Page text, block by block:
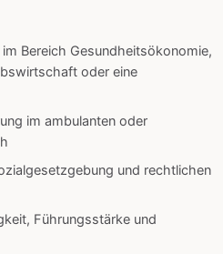
Bereich Gesundheitsökonomie,
oder eine
im ambulanten oder
und rechtlichen
Führungsstärke und